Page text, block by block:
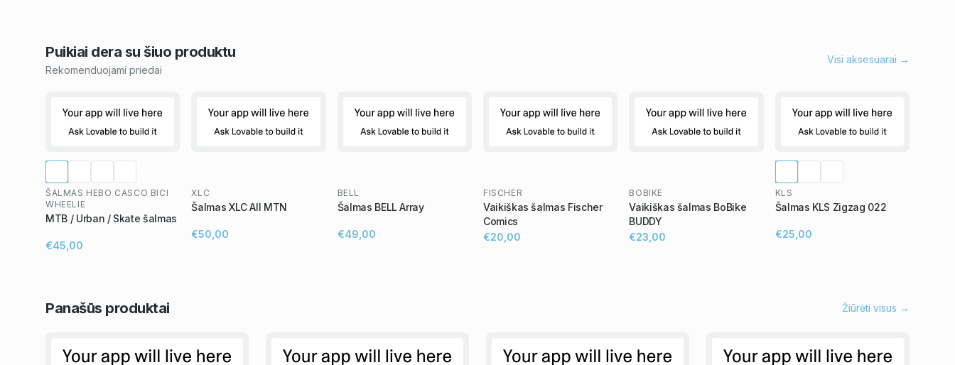
Puikiai dera su šiuo produktu
Rekomenduojami priedai
Visi aksesuarai →
ŠALMAS HEBO CASCO BICI
WHEELIE
MTB / Urban / Skate šalmas
€45,00
XLC
Šalmas XLC All MTN
€50,00
BELL
Šalmas BELL Array
€49,00
FISCHER
Vaikiškas šalmas Fischer
Comics
€20,00
BOBIKE
Vaikiškas šalmas BoBike
BUDDY
€23,00
KLS
Šalmas KLS Zigzag 022
€25,00
Panašūs produktai Žiūrėti visus →